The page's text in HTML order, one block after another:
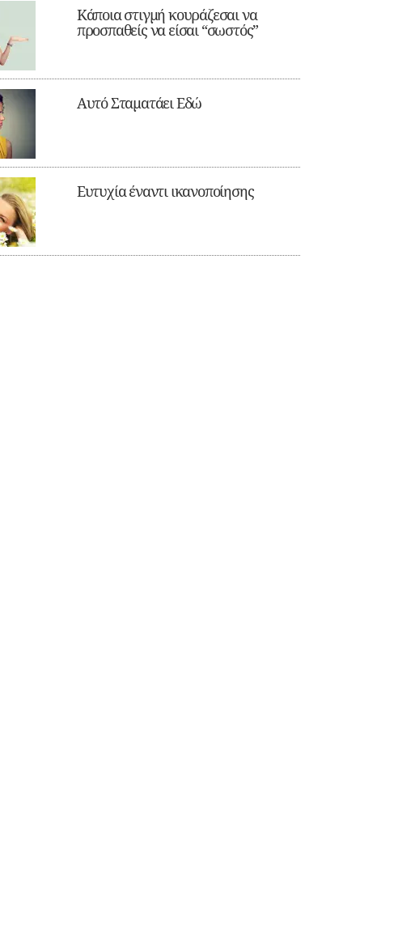
Κάποια στιγμή κουράζεσαι να
προσπαθείς να είσαι “σωστός”
Αυτό Σταματάει Εδώ
Ευτυχία έναντι ικανοποίησης